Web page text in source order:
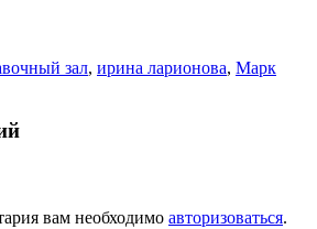
зал, ирина ларионова, Марк
вам необходимо авторизоваться.